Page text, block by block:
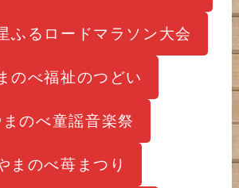
ふるロードマラソン大会
のべ福祉のつどい
のべ童謡音楽祭
まのべ苺まつり